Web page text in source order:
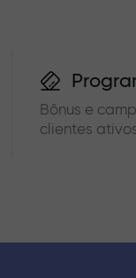
Bônus e
clientes